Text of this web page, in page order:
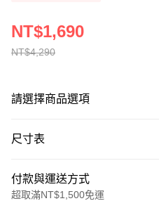
NT$4,290
NT$1,690
請選擇商品選項
尺寸表
付款與運送方式
超取滿NT$1,500免運